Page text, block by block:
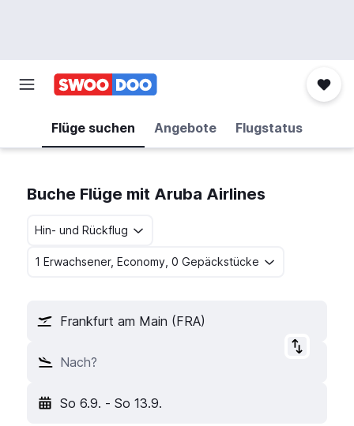
Flüge suchen Angebote Flugstatus
Buche Flüge mit Aruba Airlines
Hin- und Rückflug
1 Erwachsener, Economy, 0 Gepäckstücke
Frankfurt am Main (FRA)
Nach?
So 6.9. - So 13.9.